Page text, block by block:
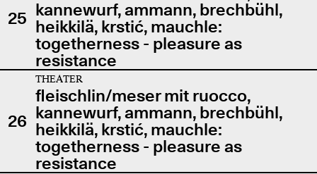
25 kannewurf, ammann, brechbühl,
heikkilä, krstić, mauchle:
togetherness - pleasure as
resistance
26
THEATER
fleischlin/meser mit ruocco,
kannewurf, ammann, brechbühl,
heikkilä, krstić, mauchle:
togetherness - pleasure as
resistance